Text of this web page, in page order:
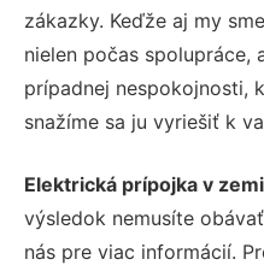
zákazky. Keďže aj my
nielen počas spolupráce,
prípadnej nespokojnosti,
snažíme sa ju vyriešiť k
Elektrická prípojka v
výsledok nemusíte
nás pre viac informácií.